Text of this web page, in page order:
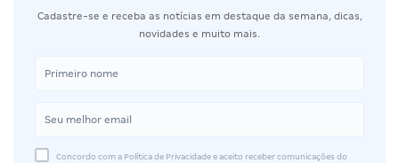
Cadastre-se e receba as notícias em destaque da semana, dicas,
novidades e muito mais.
Concordo com a Política de Privacidade e aceito receber comunicações do